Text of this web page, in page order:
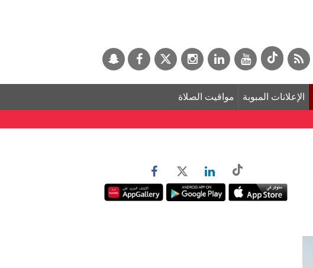
الإعلانات المبوبة مواقيت الصلاة